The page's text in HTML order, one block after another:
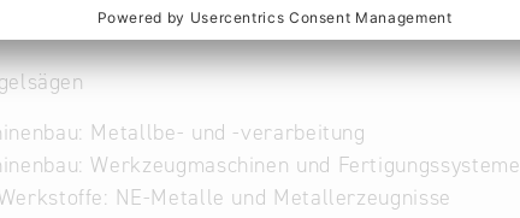
Metallbe- und -verarbeitung
Werkzeugmaschinen und Fertigungssysteme
NE-Metalle und Metallerzeugnisse